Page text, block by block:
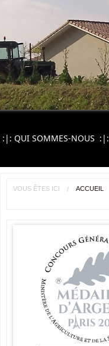
:|: QUI SOMMES-NOUS :|:
VOUS ÊTES ICI ACCUEIL